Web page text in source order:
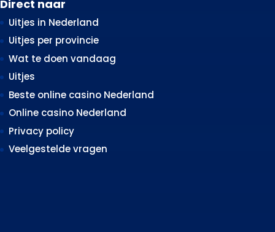
Direct naar
Uitjes in Nederland
Uitjes per provincie
Wat te doen vandaag
Uitjes
Beste online casino Nederland
Online casino Nederland
Privacy policy
Veelgestelde vragen